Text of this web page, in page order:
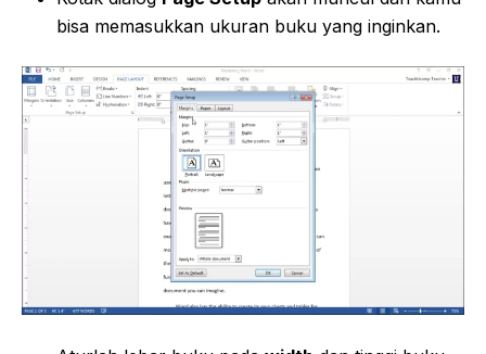
bisa memasukkan ukuran buku yang inginkan.